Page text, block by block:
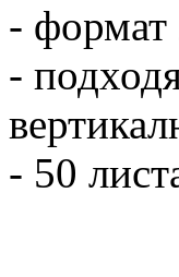
-
-
- 50